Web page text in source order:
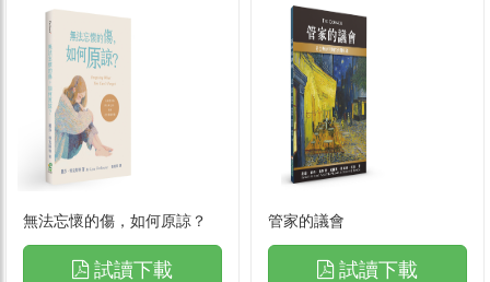
無法忘懷的傷，如何原諒？
試讀下載
管家的議會
試讀下載